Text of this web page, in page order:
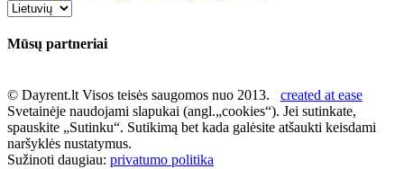
Mūsų partneriai
© Dayrent.lt Visos teisės saugomos nuo 2013. created at ease
Svetainėje naudojami slapukai (angl.„cookies“). Jei sutinkate,
spauskite „Sutinku“. Sutikimą bet kada galėsite atšaukti keisdami
naršyklės nustatymus.
Sužinoti daugiau: privatumo politika